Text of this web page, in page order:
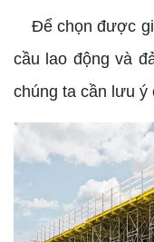
Để chọn được
cầu lao động và
chúng ta cần lưu ý